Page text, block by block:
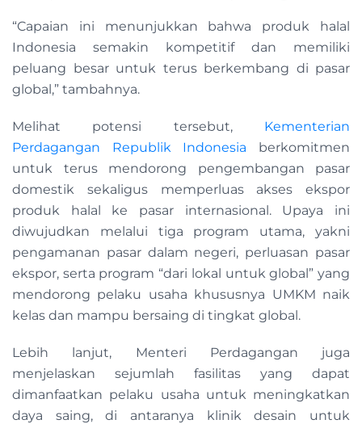
“Capaian ini menunjukkan bahwa produk halal
Indonesia semakin kompetitif dan memiliki
peluang besar untuk terus berkembang di pasar
global,” tambahnya.
Melihat potensi tersebut, Kementerian
Perdagangan Republik Indonesia berkomitmen
untuk terus mendorong pengembangan pasar
domestik sekaligus memperluas akses ekspor
produk halal ke pasar internasional. Upaya ini
diwujudkan melalui tiga program utama, yakni
pengamanan pasar dalam negeri, perluasan pasar
ekspor, serta program “dari lokal untuk global” yang
mendorong pelaku usaha khususnya UMKM naik
kelas dan mampu bersaing di tingkat global.
Lebih lanjut, Menteri Perdagangan juga
menjelaskan sejumlah fasilitas yang dapat
dimanfaatkan pelaku usaha untuk meningkatkan
daya saing, di antaranya klinik desain untuk